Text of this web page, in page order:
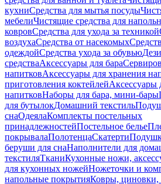
кухниСредства для мытья посуды
мебелиЧистящие средства для
ковровСредства для ухода за техникой
воздухаСредства от насекомых
одеждойСредства ухода за обувью
средстваАксессуары для бара
напитковАксессуары для хранения
приготовления коктейлейАксессуары
напитковНаборы для бара, мини-бары
для бутылокДомашний текстиль
снаОдеялаКомплекты постельных
принадлежностейПостельное белье
покрывалаПолотенцаСкатерти
беруши для снаНаполнители для
текстиляТканиКухонные ножи,
для кухонных ножейНожеточки и
напольные покрытияКовры,